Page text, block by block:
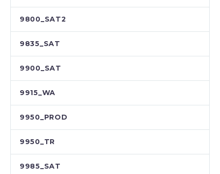
9800_SAT2
9835_SAT
9900_SAT
9915_WA
9950_PROD
9950_TR
9985_SAT